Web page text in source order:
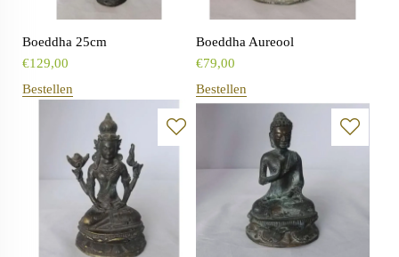
Boeddha 25cm
€129,00
Bestellen
Boeddha Aureool
€79,00
Bestellen